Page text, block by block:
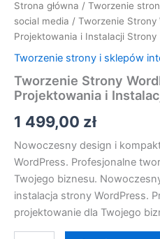
Strona główna / Tworzenie
social media / Tworzenie Strony
Projektowania i Instalacji Strony
Tworzenie strony i sklepów
Tworzenie Strony
Projektowania i
1 499,00 zł
Nowoczesny design i
WordPress. Profesjonalne
Twojego biznesu.
instalacja strony WordPress.
projektowanie dla Twojego